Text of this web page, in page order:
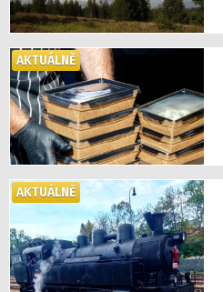
AKTUÁLNĚ
AKTUÁLNĚ